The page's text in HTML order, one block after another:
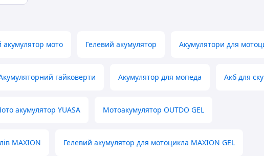
акумулятор мото Гелевий акумулятор Акумулятори для
гайковерти Акумулятор для мопеда Акб для
акумулятор YUASA Мотоакумулятор OUTDO GEL
MAXION Гелевий акумулятор для мотоцикла MAXION GEL